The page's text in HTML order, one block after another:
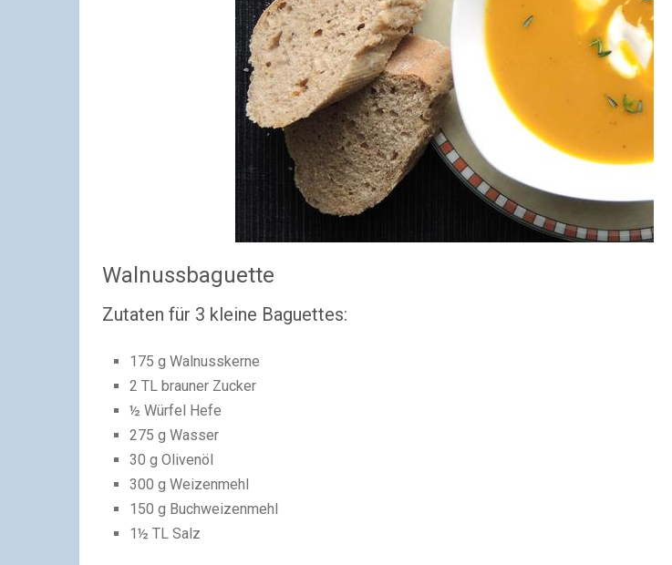
Walnussbaguette
Zutaten für 3 kleine Baguettes:
175 g Walnusskerne
2 TL brauner Zucker
½ Würfel Hefe
275 g Wasser
30 g Olivenöl
300 g Weizenmehl
150 g Buchweizenmehl
1½ TL Salz